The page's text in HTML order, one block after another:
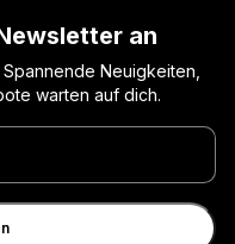
an
Neuigkeiten,
warten auf dich.